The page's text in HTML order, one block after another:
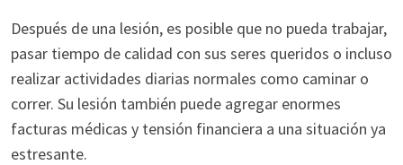
Después de una lesión, es posible que no pueda trabajar,
pasar tiempo de calidad con sus seres queridos o incluso
realizar actividades diarias normales como caminar o
correr. Su lesión también puede agregar enormes
facturas médicas y tensión financiera a una situación ya
estresante.